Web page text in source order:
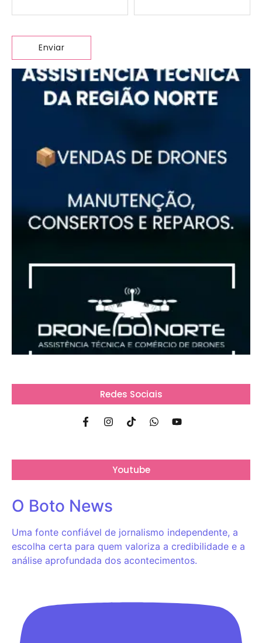
Redes Sociais
Youtube
O Boto News
Uma fonte confiável de jornalismo independente, a
escolha certa para quem valoriza a credibilidade e a
análise aprofundada dos acontecimentos.